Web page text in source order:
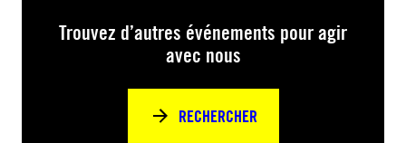
Trouvez d’autres événements pour agir
avec nous
RECHERCHER